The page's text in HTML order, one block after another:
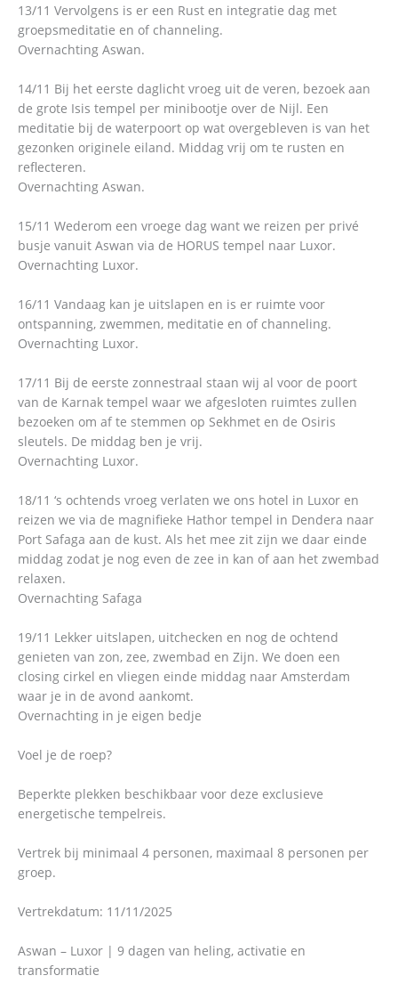
13/11 Vervolgens is er een Rust en integratie dag met
groepsmeditatie en of channeling.
Overnachting Aswan.
14/11 Bij het eerste daglicht vroeg uit de veren, bezoek aan
de grote Isis tempel per minibootje over de Nijl. Een
meditatie bij de waterpoort op wat overgebleven is van het
gezonken originele eiland. Middag vrij om te rusten en
reflecteren.
Overnachting Aswan.
15/11 Wederom een vroege dag want we reizen per privé
busje vanuit Aswan via de HORUS tempel naar Luxor.
Overnachting Luxor.
16/11 Vandaag kan je uitslapen en is er ruimte voor
ontspanning, zwemmen, meditatie en of channeling.
Overnachting Luxor.
17/11 Bij de eerste zonnestraal staan wij al voor de poort
van de Karnak tempel waar we afgesloten ruimtes zullen
bezoeken om af te stemmen op Sekhmet en de Osiris
sleutels. De middag ben je vrij.
Overnachting Luxor.
18/11 ‘s ochtends vroeg verlaten we ons hotel in Luxor en
reizen we via de magnifieke Hathor tempel in Dendera naar
Port Safaga aan de kust. Als het mee zit zijn we daar einde
middag zodat je nog even de zee in kan of aan het zwembad
relaxen.
Overnachting Safaga
19/11 Lekker uitslapen, uitchecken en nog de ochtend
genieten van zon, zee, zwembad en Zijn. We doen een
closing cirkel en vliegen einde middag naar Amsterdam
waar je in de avond aankomt.
Overnachting in je eigen bedje
Voel je de roep?
Beperkte plekken beschikbaar voor deze exclusieve
energetische tempelreis.
Vertrek bij minimaal 4 personen, maximaal 8 personen per
groep.
Vertrekdatum: 11/11/2025
Aswan – Luxor | 9 dagen van heling, activatie en
transformatie